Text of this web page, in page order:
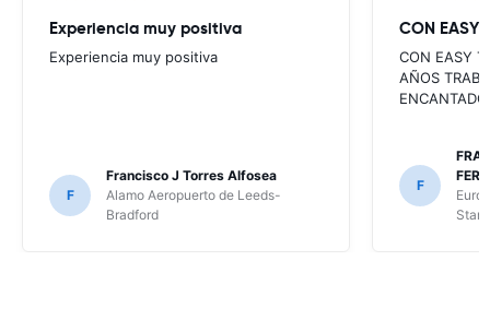
Experiencia muy positiva
Experiencia muy positiva
F
Francisco J Torres Alfosea
Alamo Aeropuerto de Leeds-
Bradford
CON EASY
CON EASY
AÑOS
ENCANTADO
F